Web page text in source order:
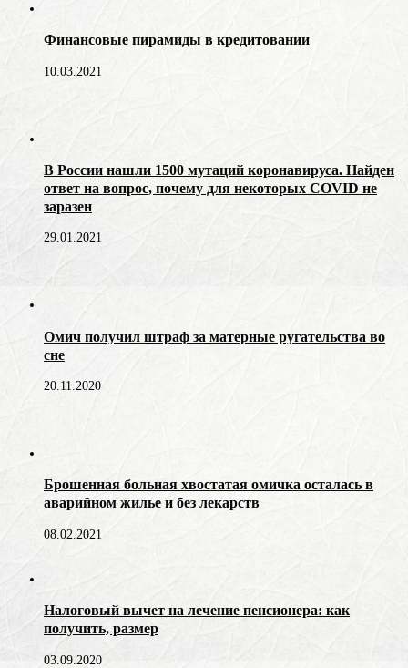
Финансовые пирамиды в кредитовании
10.03.2021
В России нашли 1500 мутаций коронавируса. Найден
ответ на вопрос, почему для некоторых COVID не
заразен
29.01.2021
Омич получил штраф за матерные ругательства во
сне
20.11.2020
Брошенная больная хвостатая омичка осталась в
аварийном жилье и без лекарств
08.02.2021
Налоговый вычет на лечение пенсионера: как
получить, размер
03.09.2020